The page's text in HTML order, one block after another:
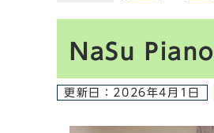
NaSu Piano
更新日： 2026年4月1日